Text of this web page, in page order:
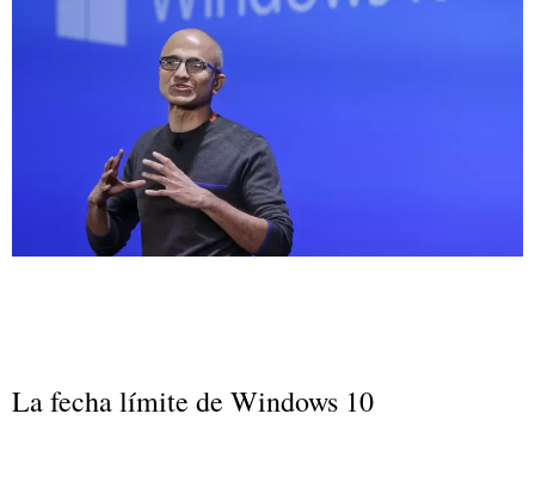
La fecha límite de Windows 10